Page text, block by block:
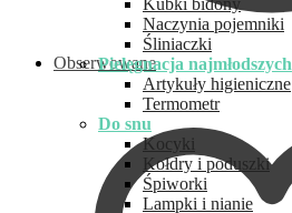
Obserwowane
Kubki bidony
Naczynia pojemniki
Śliniaczki
Pielęgnacja najmłodszych
Artykuły higieniczne
Termometr
Do snu
Kocyki
Kołdry i poduszki
Śpiworki
Lampki i nianie